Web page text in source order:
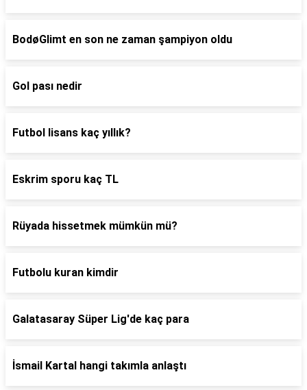
BodøGlimt en son ne zaman şampiyon oldu
Gol pası nedir
Futbol lisans kaç yıllık?
Eskrim sporu kaç TL
Rüyada hissetmek mümkün mü?
Futbolu kuran kimdir
Galatasaray Süper Lig'de kaç para
İsmail Kartal hangi takımla anlaştı